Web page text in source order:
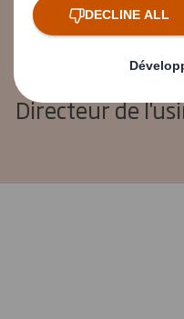
Guillaume
Directeur de